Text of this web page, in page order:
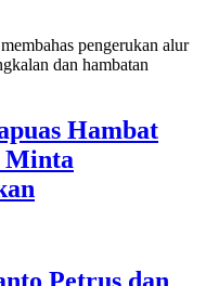
Hambat
Minta
Petrus dan